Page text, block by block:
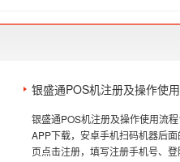
银盛通POS机注册及操作使
银盛通POS机注册及操作使用流
APP下载，安卓手机扫码机器后
页点击注册，填写注册手机号、